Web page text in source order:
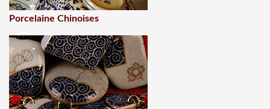
Porcelaine Chinoises